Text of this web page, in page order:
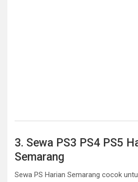
3. Sewa PS3 PS4 PS5
Semarang
Sewa PS Harian Semarang cocok